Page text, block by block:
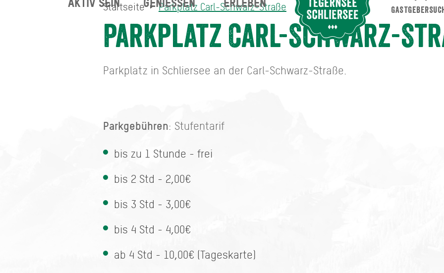
Startseite Parkplatz Carl-Schwarz-Straße
Parkplatz Carl-Schwarz-
Parkplatz in Schliersee an der Carl-Schwarz-Straße.
Parkgebühren: Stufentarif
bis zu 1 Stunde - frei
bis 2 Std - 2,00€
bis 3 Std - 3,00€
bis 4 Std - 4,00€
ab 4 Std - 10,00€ (Tageskarte)
Parkplatz Carl-Schwarz-Straße
AKTIV SEIN GENIESSEN ERLEBEN
Suche abschicken